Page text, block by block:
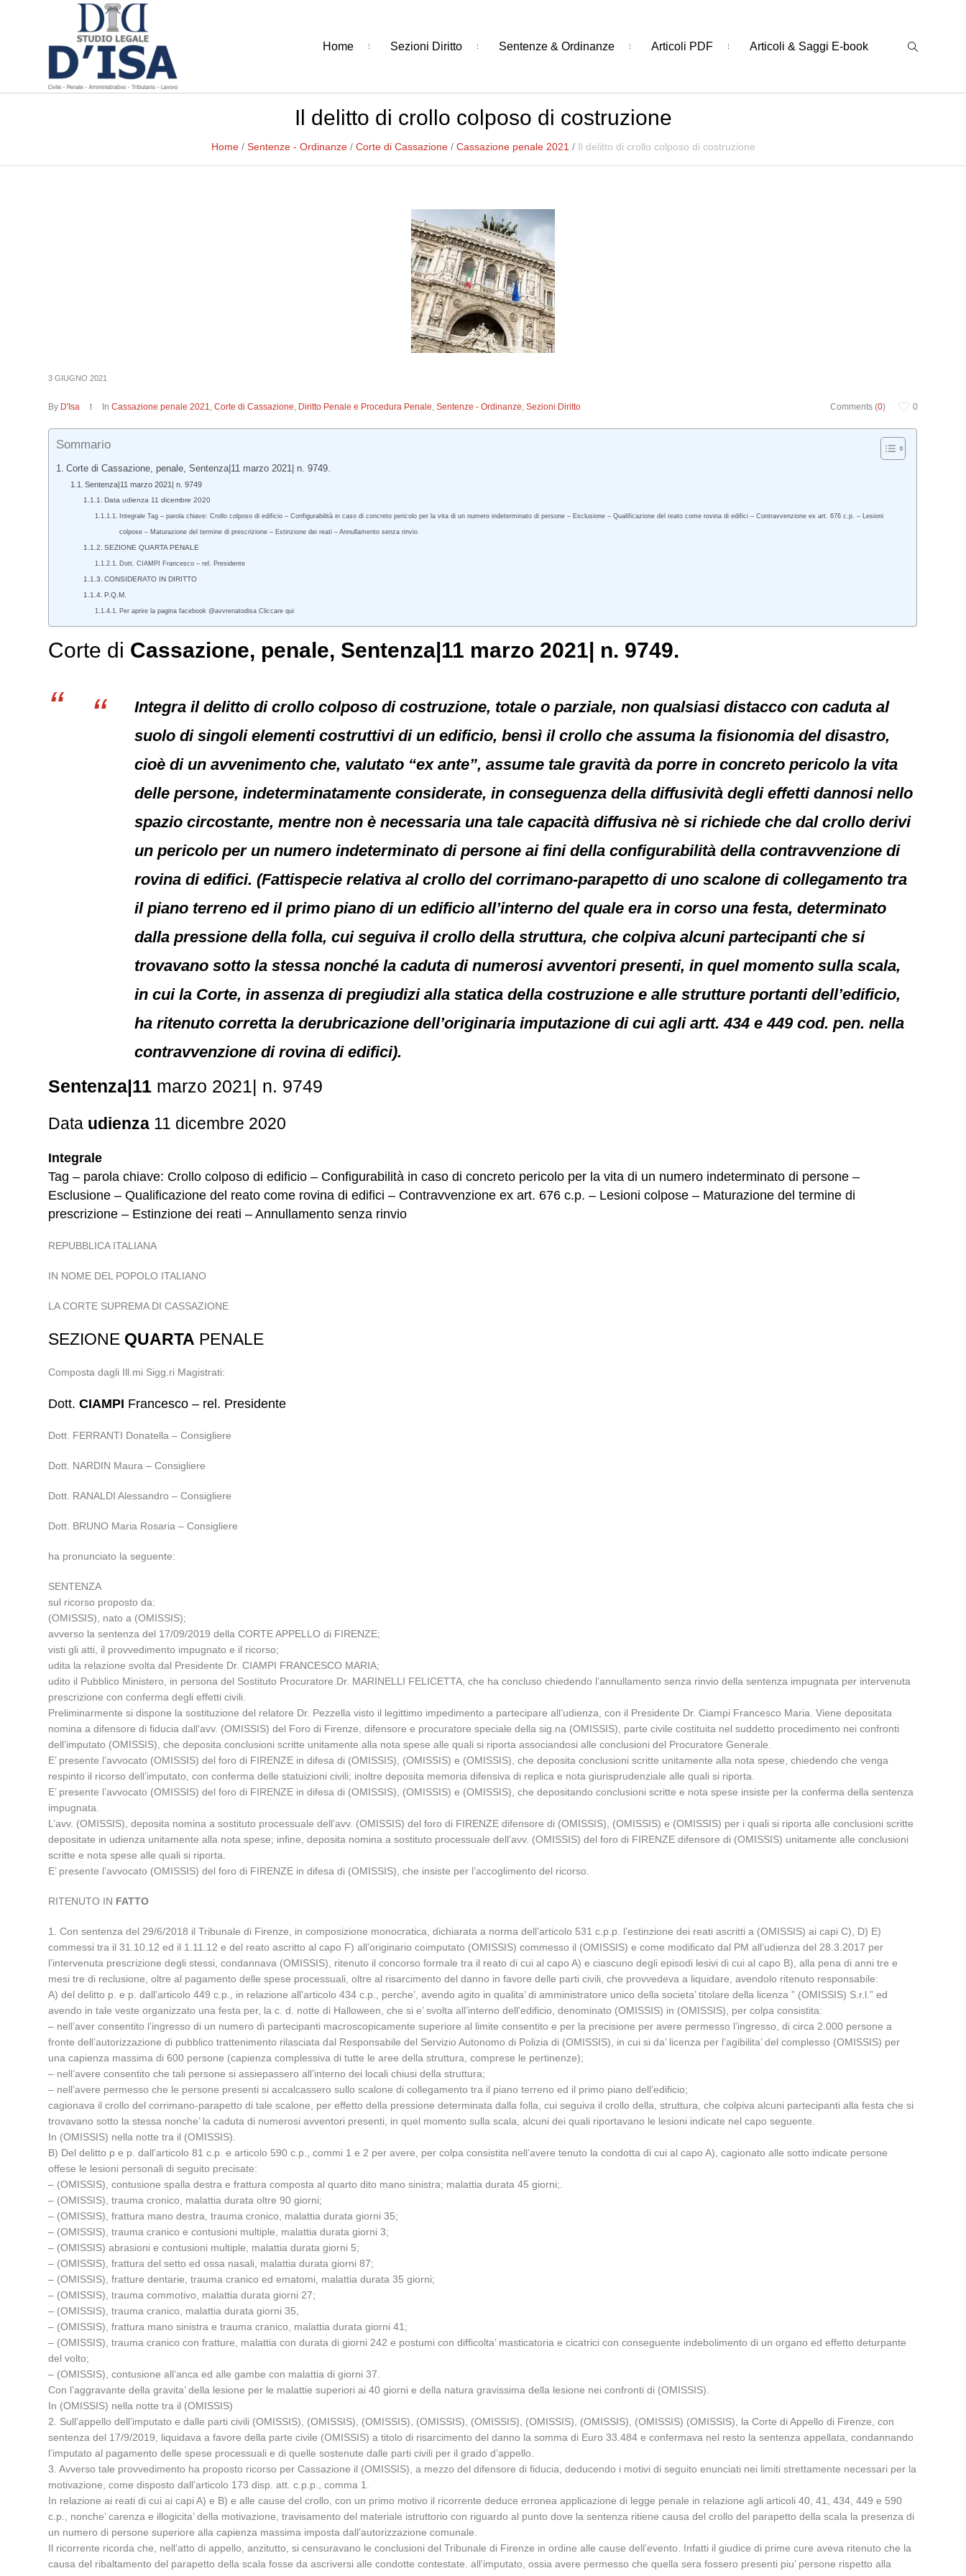
Home Sezioni Diritto Sentenze & Ordinanze Articoli PDF Articoli & Saggi E-book
Il delitto di crollo colposo di costruzione
Home / Sentenze - Ordinanze / Corte di Cassazione / Cassazione penale 2021 / Il delitto di crollo colposo di costruzione
3 GIUGNO 2021
Comments (0) 0
By D'Isa InCassazione penale 2021,Corte di Cassazione, Diritto Penale e Procedura Penale,Sentenze - Ordinanze,Sezioni Diritto
Sommario
Corte di Cassazione, penale, Sentenza|11 marzo 2021| n. 9749.
Sentenza|11 marzo 2021| n. 9749
Data udienza 11 dicembre 2020
Integrale Tag – parola chiave: Crollo colposo di edificio – Configurabilità in caso di concreto pericolo per la vita di un numero indeterminato di persone – Esclusione – Qualificazione del reato come rovina di edifici – Contravvenzione ex art. 676 c.p. – Lesioni
colpose – Maturazione del termine di prescrizione – Estinzione dei reati – Annullamento senza rinvio
SEZIONE QUARTA PENALE
Dott. CIAMPI Francesco – rel. Presidente
CONSIDERATO IN DIRITTO
P.Q.M.
Per aprire la pagina facebook @avvrenatodisa Cliccare qui
Corte di Cassazione, penale, Sentenza|11 marzo 2021| n. 9749.
Integra il delitto di crollo colposo di costruzione, totale o parziale, non qualsiasi distacco con caduta al
suolo di singoli elementi costruttivi di un edificio, bensì il crollo che assuma la fisionomia del disastro,
cioè di un avvenimento che, valutato “ex ante”, assume tale gravità da porre in concreto pericolo la vita
delle persone, indeterminatamente considerate, in conseguenza della diffusività degli effetti dannosi nello
spazio circostante, mentre non è necessaria una tale capacità diffusiva nè si richiede che dal crollo derivi
un pericolo per un numero indeterminato di persone ai fini della configurabilità della contravvenzione di
rovina di edifici. (Fattispecie relativa al crollo del corrimano-parapetto di uno scalone di collegamento tra
il piano terreno ed il primo piano di un edificio all’interno del quale era in corso una festa, determinato
dalla pressione della folla, cui seguiva il crollo della struttura, che colpiva alcuni partecipanti che si
trovavano sotto la stessa nonché la caduta di numerosi avventori presenti, in quel momento sulla scala,
in cui la Corte, in assenza di pregiudizi alla statica della costruzione e alle strutture portanti dell’edificio,
ha ritenuto corretta la derubricazione dell’originaria imputazione di cui agli artt. 434 e 449 cod. pen. nella
contravvenzione di rovina di edifici).
Sentenza|11 marzo 2021| n. 9749
Data udienza 11 dicembre 2020
Integrale
Tag – parola chiave: Crollo colposo di edificio – Configurabilità in caso di concreto pericolo per la vita di un numero indeterminato di persone –
Esclusione – Qualificazione del reato come rovina di edifici – Contravvenzione ex art. 676 c.p. – Lesioni colpose – Maturazione del termine di
prescrizione – Estinzione dei reati – Annullamento senza rinvio
REPUBBLICA ITALIANA
IN NOME DEL POPOLO ITALIANO
LA CORTE SUPREMA DI CASSAZIONE
SEZIONE QUARTA PENALE
Composta dagli Ill.mi Sigg.ri Magistrati:
Dott.CIAMPI Francesco – rel. Presidente
Dott. FERRANTI Donatella – Consigliere
Dott. NARDIN Maura – Consigliere
Dott. RANALDI Alessandro – Consigliere
Dott. BRUNO Maria Rosaria – Consigliere
ha pronunciato la seguente:
SENTENZA
sul ricorso proposto da:
(OMISSIS), nato a (OMISSIS);
avverso la sentenza del 17/09/2019 della CORTE APPELLO di FIRENZE;
visti gli atti, il provvedimento impugnato e il ricorso;
udita la relazione svolta dal Presidente Dr. CIAMPI FRANCESCO MARIA;
udito il Pubblico Ministero, in persona del Sostituto Procuratore Dr. MARINELLI FELICETTA, che ha concluso chiedendo l’annullamento senza rinvio della sentenza impugnata per intervenuta
prescrizione con conferma degli effetti civili.
Preliminarmente si dispone la sostituzione del relatore Dr. Pezzella visto il legittimo impedimento a partecipare all’udienza, con il Presidente Dr. Ciampi Francesco Maria. Viene depositata
nomina a difensore di fiducia dall’avv. (OMISSIS) del Foro di Firenze, difensore e procuratore speciale della sig.na (OMISSIS), parte civile costituita nel suddetto procedimento nei confronti
dell’imputato (OMISSIS), che deposita conclusioni scritte unitamente alla nota spese alle quali si riporta associandosi alle conclusioni del Procuratore Generale.
E’ presente l’avvocato (OMISSIS) del foro di FIRENZE in difesa di (OMISSIS), (OMISSIS) e (OMISSIS), che deposita conclusioni scritte unitamente alla nota spese, chiedendo che venga
respinto il ricorso dell’imputato, con conferma delle statuizioni civili; inoltre deposita memoria difensiva di replica e nota giurisprudenziale alle quali si riporta.
E’ presente l’avvocato (OMISSIS) del foro di FIRENZE in difesa di (OMISSIS), (OMISSIS) e (OMISSIS), che depositando conclusioni scritte e nota spese insiste per la conferma della sentenza
impugnata.
L’avv. (OMISSIS), deposita nomina a sostituto processuale dell’avv. (OMISSIS) del foro di FIRENZE difensore di (OMISSIS), (OMISSIS) e (OMISSIS) per i quali si riporta alle conclusioni scritte
depositate in udienza unitamente alla nota spese; infine, deposita nomina a sostituto processuale dell’avv. (OMISSIS) del foro di FIRENZE difensore di (OMISSIS) unitamente alle conclusioni
scritte e nota spese alle quali si riporta.
E’ presente l’avvocato (OMISSIS) del foro di FIRENZE in difesa di (OMISSIS), che insiste per l’accoglimento del ricorso.
RITENUTO IN FATTO
1. Con sentenza del 29/6/2018 il Tribunale di Firenze, in composizione monocratica, dichiarata a norma dell’articolo 531 c.p.p. l’estinzione dei reati ascritti a (OMISSIS) ai capi C), D) E)
commessi tra il 31.10.12 ed il 1.11.12 e del reato ascritto al capo F) all’originario coimputato (OMISSIS) commesso il (OMISSIS) e come modificato dal PM all’udienza del 28.3.2017 per
l’intervenuta prescrizione degli stessi, condannava (OMISSIS), ritenuto il concorso formale tra il reato di cui al capo A) e ciascuno degli episodi lesivi di cui al capo B), alla pena di anni tre e
mesi tre di reclusione, oltre al pagamento delle spese processuali, oltre al risarcimento del danno in favore delle parti civili, che provvedeva a liquidare, avendolo ritenuto responsabile:
A) del delitto p. e p. dall’articolo 449 c.p., in relazione all’articolo 434 c.p., perche’, avendo agito in qualita’ di amministratore unico della societa’ titolare della licenza ” (OMISSIS) S.r.l.” ed
avendo in tale veste organizzato una festa per, la c. d. notte di Halloween, che si e’ svolta all’interno dell’edificio, denominato (OMISSIS) in (OMISSIS), per colpa consistita:
– nell’aver consentito l’ingresso di un numero di partecipanti macroscopicamente superiore al limite consentito e per la precisione per avere permesso l’ingresso, di circa 2.000 persone a
fronte dell’autorizzazione di pubblico trattenimento rilasciata dal Responsabile del Servizio Autonomo di Polizia di (OMISSIS), in cui si da’ licenza per l’agibilita’ del complesso (OMISSIS) per
una capienza massima di 600 persone (capienza complessiva di tutte le aree della struttura, comprese le pertinenze);
– nell’avere consentito che tali persone si assiepassero all’interno dei locali chiusi della struttura;
– nell’avere permesso che le persone presenti si accalcassero sullo scalone di collegamento tra il piano terreno ed il primo piano dell’edificio;
cagionava il crollo del corrimano-parapetto di tale scalone, per effetto della pressione determinata dalla folla, cui seguiva il crollo della, struttura, che colpiva alcuni partecipanti alla festa che si
trovavano sotto la stessa nonche’ la caduta di numerosi avventori presenti, in quel momento sulla scala, alcuni dei quali riportavano le lesioni indicate nel capo seguente.
In (OMISSIS) nella notte tra il (OMISSIS).
B) Del delitto p e p. dall’articolo 81 c.p. e articolo 590 c.p., commi 1 e 2 per avere, per colpa consistita nell’avere tenuto la condotta di cui al capo A), cagionato alle sotto indicate persone
offese le lesioni personali di seguito precisate:
– (OMISSIS), contusione spalla destra e frattura composta al quarto dito mano sinistra; malattia durata 45 giorni;.
– (OMISSIS), trauma cronico, malattia durata oltre 90 giorni;
– (OMISSIS), frattura mano destra, trauma cronico, malattia durata giorni 35;
– (OMISSIS), trauma cranico e contusioni multiple, malattia durata giorni 3;
– (OMISSIS) abrasioni e contusioni multiple, malattia durata giorni 5;
– (OMISSIS), frattura del setto ed ossa nasali, malattia durata giorni 87;
– (OMISSIS), fratture dentarie, trauma cranico ed ematomi, malattia durata 35 giorni;
– (OMISSIS), trauma commotivo, malattia durata giorni 27;
– (OMISSIS), trauma cranico, malattia durata giorni 35,
– (OMISSIS), frattura mano sinistra e trauma cranico, malattia durata giorni 41;
– (OMISSIS), trauma cranico con fratture, malattia con durata di giorni 242 e postumi con difficolta’ masticatoria e cicatrici con conseguente indebolimento di un organo ed effetto deturpante
del volto;
– (OMISSIS), contusione all’anca ed alle gambe con malattia di giorni 37.
Con l’aggravante della gravita’ della lesione per le malattie superiori ai 40 giorni e della natura gravissima della lesione nei confronti di (OMISSIS).
In (OMISSIS) nella notte tra il (OMISSIS)
2. Sull’appello dell’imputato e dalle parti civili (OMISSIS), (OMISSIS), (OMISSIS), (OMISSIS), (OMISSIS), (OMISSIS), (OMISSIS), (OMISSIS) (OMISSIS), la Corte di Appello di Firenze, con
sentenza del 17/9/2019, liquidava a favore della parte civile (OMISSIS) a titolo di risarcimento del danno la somma di Euro 33.484 e confermava nel resto la sentenza appellata, condannando
l’imputato al pagamento delle spese processuali e di quelle sostenute dalle parti civili per il grado d’appello.
3. Avverso tale provvedimento ha proposto ricorso per Cassazione il (OMISSIS), a mezzo del difensore di fiducia, deducendo i motivi di seguito enunciati nei limiti strettamente necessari per la
motivazione, come disposto dall’articolo 173 disp. att. c.p.p., comma 1.
In relazione ai reati di cui ai capi A) e B) e alle cause del crollo, con un primo motivo il ricorrente deduce erronea applicazione di legge penale in relazione agli articoli 40, 41, 434, 449 e 590
c.p., nonche’ carenza e illogicita’ della motivazione, travisamento del materiale istruttorio con riguardo al punto dove la sentenza ritiene causa del crollo del parapetto della scala la presenza di
un numero di persone superiore alla capienza massima imposta dall’autorizzazione comunale.
Il ricorrente ricorda che, nell’atto di appello, anzitutto, si censuravano le conclusioni del Tribunale di Firenze in ordine alle cause dell’evento. Infatti il giudice di prime cure aveva ritenuto che la
causa del ribaltamento del parapetto della scala fosse da ascriversi alle condotte contestate. all’imputato, ossia avere permesso che quella sera fossero presenti piu’ persone rispetto alla